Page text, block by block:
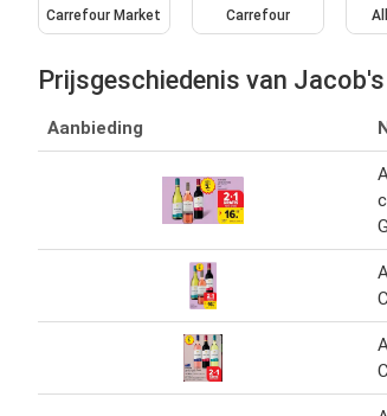
Carrefour Market Carrefour
Prijsgeschiedenis van
Aanbieding